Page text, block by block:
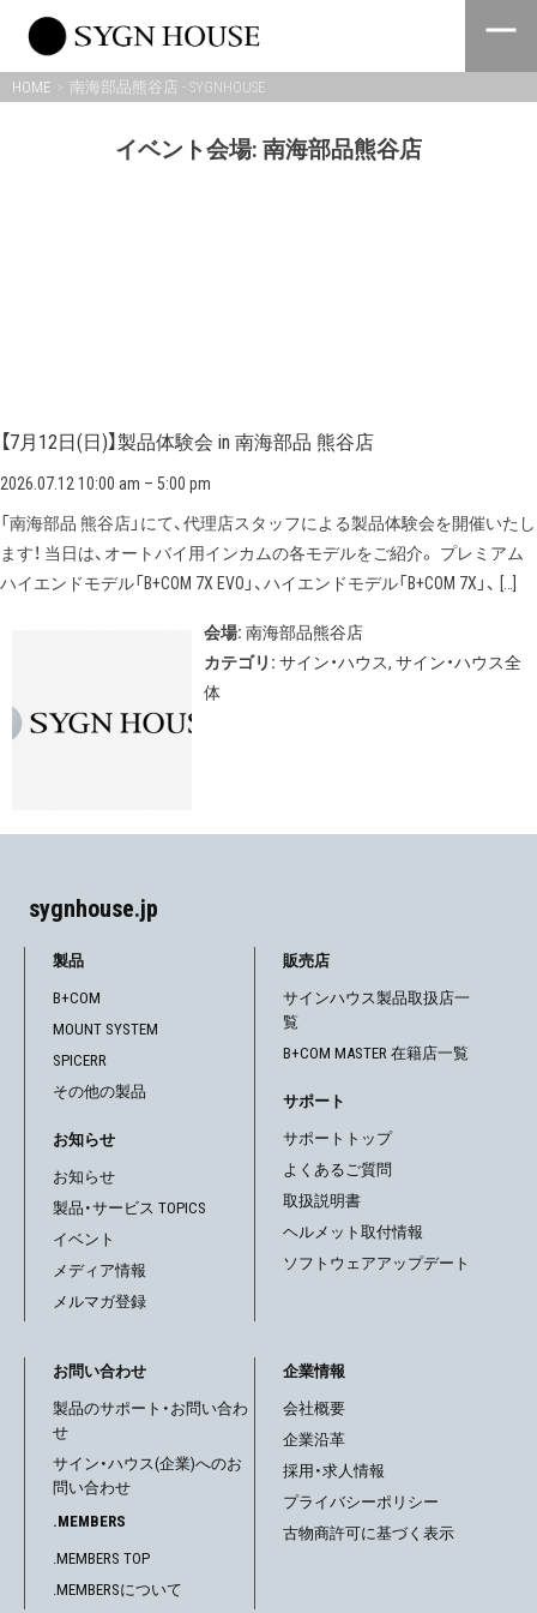
content
HOME 南海部品熊谷店 - SYGNHOUSE
イベント会場: 南海部品熊谷店
【7月12日(日)】製品体験会 in 南海部品 熊谷店
2026.07.12 10:00 am – 5:00 pm
「南海部品 熊谷店」にて、代理店スタッフによる製品体験会を開催いたし
ます！ 当日は、オートバイ用インカムの各モデルをご紹介。 プレミアム
ハイエンドモデル「B+COM 7X EVO」、ハイエンドモデル「B+COM 7X」、 […]
会場: 南海部品熊谷店
カテゴリ: サイン・ハウス, サイン・ハウス全
体
sygnhouse.jp
製品
B+COM
MOUNT SYSTEM
SPICERR
その他の製品
お知らせ
お知らせ
製品・サービス TOPICS
イベント
メディア情報
メルマガ登録
販売店
サインハウス製品取扱店一
覧
B+COM MASTER 在籍店一覧
サポート
サポートトップ
よくあるご質問
取扱説明書
ヘルメット取付情報
ソフトウェアアップデート
お問い合わせ
製品のサポート・お問い合わ
せ
サイン・ハウス(企業)へのお
問い合わせ
.MEMBERS
.MEMBERS TOP
.MEMBERSについて
企業情報
会社概要
企業沿革
採用・求人情報
プライバシーポリシー
古物商許可に基づく表示